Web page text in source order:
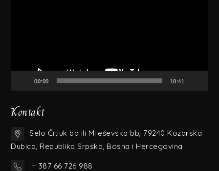
00:00 18:41
Kontakt
Selo Čitluk bb ili Mileševska bb, 79240 Kozarska
Dubica, Republika Srpska, Bosna i Hercegovina
+ 387 66 726 988